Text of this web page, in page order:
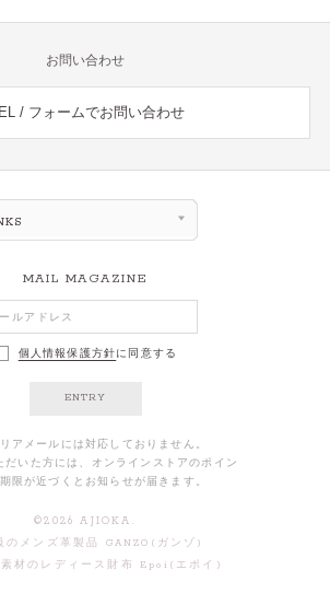
お問い合わせ
/ フォームでお問い合わせ
MAIL MAGAZINE
個人情報保護方針に同意する
ENTRY
アメールには対応しておりません。
いた方には、オンラインストアのポイン
限が近づくとお知らせが届きます。
©2026 AJIOKA.
のメンズ革製品 GANZO(ガンゾ)
素材のレディース財布 Epoi(エポイ)